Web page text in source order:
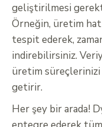
geliştirilmesi
Örneğin, üretim
tespit ederek,
indirebilirsiniz.
üretim süreçlerinizi
getirir.
Her şey bir arada!